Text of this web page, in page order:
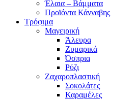
Έλαια – Βάμματα
Προϊόντα Κάνναβης
Τρόφιμα
Μαγειρική
Άλευρα
Ζυμαρικά
Όσπρια
Ρύζι
Ζαχαροπλαστική
Σοκολάτες
Καραμέλες